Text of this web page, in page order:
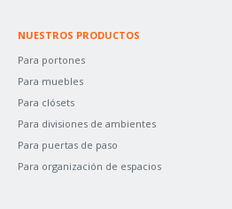
NUESTROS PRODUCTOS
Para portones
Para muebles
Para clósets
Para divisiones de ambientes
Para puertas de paso
Para organización de espacios